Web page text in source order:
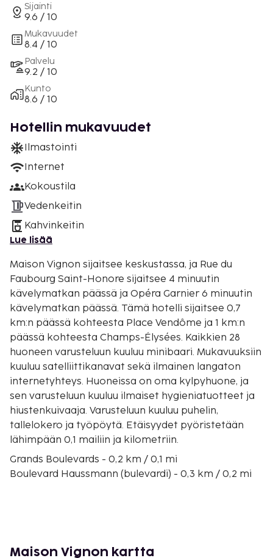
Sijainti
9.6 / 10
Mukavuudet
8.4 / 10
Palvelu
9.2 / 10
Kunto
8.6 / 10
Hotellin mukavuudet
Ilmastointi
Internet
Kokoustila
Vedenkeitin
Kahvinkeitin
Lue lisää
Maison Vignon sijaitsee keskustassa, ja Rue du
Faubourg Saint-Honore sijaitsee 4 minuutin
kävelymatkan päässä ja Opéra Garnier 6 minuutin
kävelymatkan päässä. Tämä hotelli sijaitsee 0,7
km:n päässä kohteesta Place Vendôme ja 1 km:n
päässä kohteesta Champs-Élysées. Kaikkien 28
huoneen varusteluun kuuluu minibaari. Mukavuuksiin
kuuluu satelliittikanavat sekä ilmainen langaton
internetyhteys. Huoneissa on oma kylpyhuone, ja
sen varusteluun kuuluu ilmaiset hygieniatuotteet ja
hiustenkuivaaja. Varusteluun kuuluu puhelin,
tallelokero ja työpöytä. Etäisyydet pyöristetään
lähimpään 0,1 mailiin ja kilometriin.
Grands Boulevards - 0,2 km / 0,1 mi
Boulevard Haussmann (bulevardi) - 0,3 km / 0,2 mi
Rue de Rivoli - 0,5 km / 0,3 mi
Maison Vignon kartta